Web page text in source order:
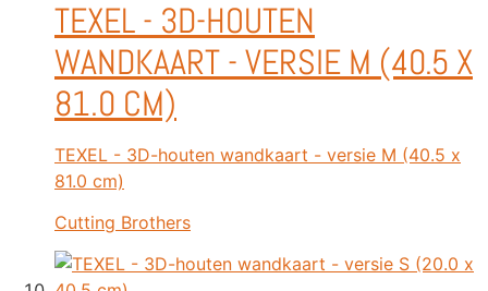
TEXEL - 3D-HOUTEN
WANDKAART - VERSIE M (40.5 X
81.0 CM)
TEXEL - 3D-houten wandkaart - versie M (40.5 x
81.0 cm)
Cutting Brothers